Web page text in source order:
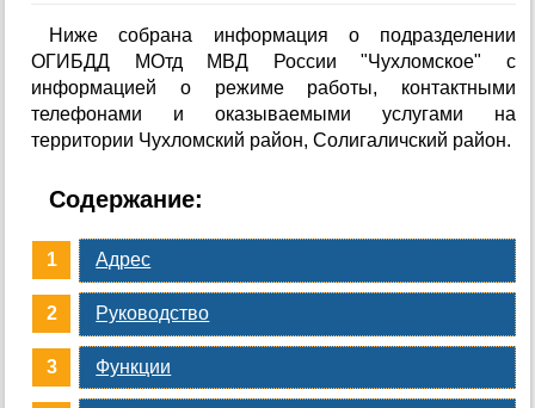
Ниже собрана информация о подразделении
ОГИБДД МОтд МВД России "Чухломское" с
информацией о режиме работы, контактными
телефонами и оказываемыми услугами на
территории Чухломский район, Солигаличский район.
Содержание:
Адрес
Руководство
Функции